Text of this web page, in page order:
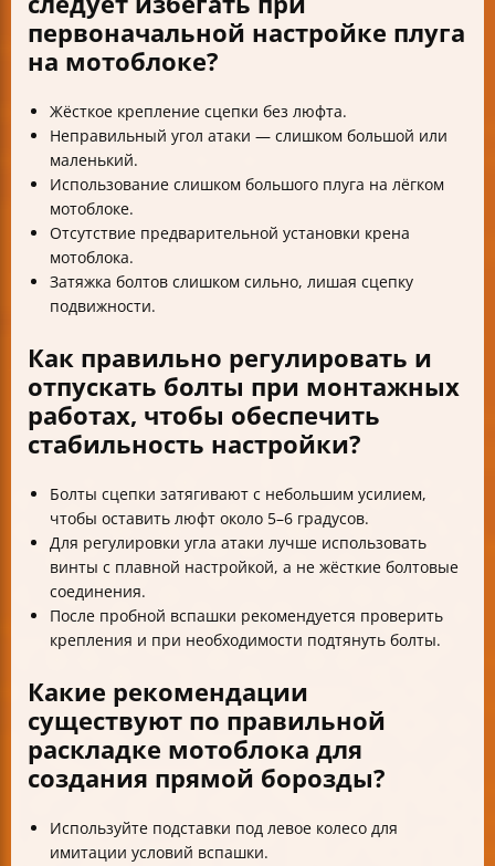
первоначальной настройке плуга
на мотоблоке?
Жёсткое крепление сцепки без люфта.
Неправильный угол атаки — слишком большой или
маленький.
Использование слишком большого плуга на лёгком
мотоблоке.
Отсутствие предварительной установки крена
мотоблока.
Затяжка болтов слишком сильно, лишая сцепку
подвижности.
Как правильно регулировать и
отпускать болты при монтажных
работах, чтобы обеспечить
стабильность настройки?
Болты сцепки затягивают с небольшим усилием,
чтобы оставить люфт около 5–6 градусов.
Для регулировки угла атаки лучше использовать
винты с плавной настройкой, а не жёсткие болтовые
соединения.
После пробной вспашки рекомендуется проверить
крепления и при необходимости подтянуть болты.
Какие рекомендации
существуют по правильной
раскладке мотоблока для
создания прямой борозды?
Используйте подставки под левое колесо для
имитации условий вспашки.